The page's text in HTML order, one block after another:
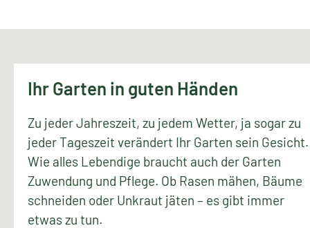
Ihr Garten in guten Händen
Zu jeder Jahreszeit, zu jedem Wetter, ja sogar zu
jeder Tageszeit verändert Ihr Garten sein Gesicht.
Wie alles Lebendige braucht auch der Garten
Zuwendung und Pflege. Ob Rasen mähen, Bäume
schneiden oder Unkraut jäten – es gibt immer
etwas zu tun.